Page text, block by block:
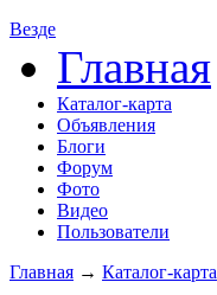
Везде
Главная
Каталог-карта
Объявления
Блоги
Форум
Фото
Видео
Пользователи
Главная → Каталог-карта